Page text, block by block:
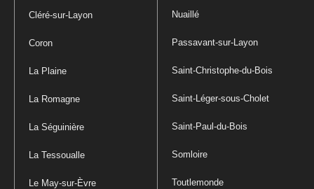
Cléré-sur-Layon
Coron
La Plaine
La Romagne
La Séguinière
La Tessoualle
Le May-sur-Èvre
Nuaillé
Passavant-sur-Layon
Saint-Christophe-du-Bois
Saint-Léger-sous-Cholet
Saint-Paul-du-Bois
Somloire
Toutlemonde